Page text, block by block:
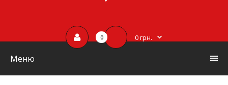
0 0 грн.
Меню